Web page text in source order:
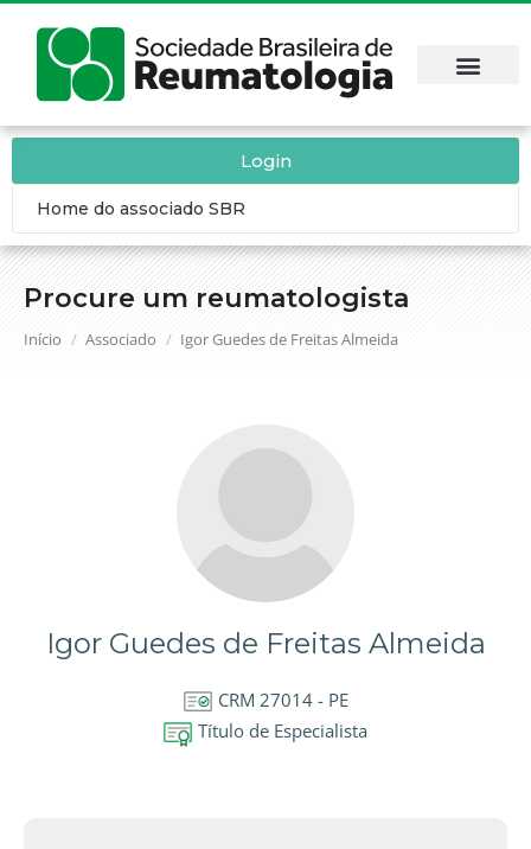
Procure um reumatologista
Você está aqui:
Início Associado Igor Guedes de Freitas Almeida
Login
Home do associado SBR
Igor Guedes de Freitas Almeida
CRM 27014 - PE
Título de Especialista